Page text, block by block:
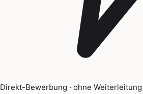
Direkt-Bewerbung · ohne Weiterleitung